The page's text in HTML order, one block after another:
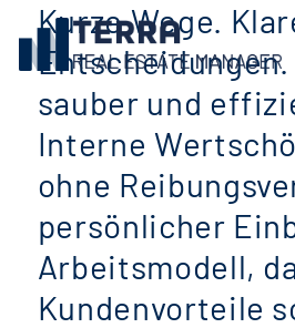
Kurze Wege.
sauber und
Interne
ohne
persönlicher
Arbeitsmodell,
Kundenvorteile